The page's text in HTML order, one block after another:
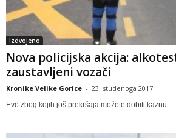
Izdvojeno
Nova policijska akcija:
zaustavljeni vozači
Kronike Velike Gorice - 23. studenoga 2017
Evo zbog kojih još prekršaja možete dobiti kaznu